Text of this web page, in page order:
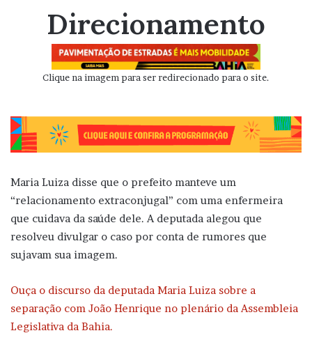
Direcionamento
Clique na imagem para ser redirecionado para o site.
Maria Luiza disse que o prefeito manteve um
“relacionamento extraconjugal” com uma enfermeira
que cuidava da saúde dele. A deputada alegou que
resolveu divulgar o caso por conta de rumores que
sujavam sua imagem.
Ouça o discurso da deputada Maria Luiza sobre a
separação com João Henrique no plenário da Assembleia
Legislativa da Bahia.